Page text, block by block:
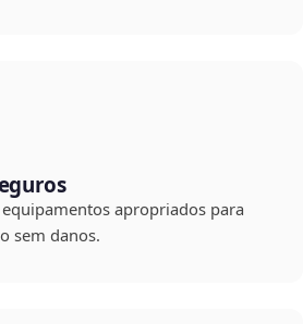
apropriados para
sem danos.